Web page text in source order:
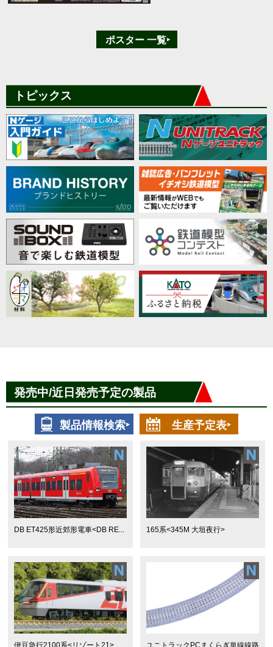
ポスター 一覧‣
トピックス
発売中/近日発売予定の製品
製品情報検索‣ 生産予定表‣
DB ET425形近郊形電車<DB RE... 165系<345M 大垣夜行>
伊豆急行2100系<リゾート21> ユニトラックPCまくらぎ単線線路